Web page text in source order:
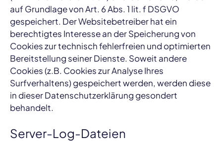
auf Grundlage von Art. 6 Abs. 1 lit. f DSGVO
gespeichert. Der Websitebetreiber hat ein
berechtigtes Interesse an der Speicherung von
Cookies zur technisch fehlerfreien und optimierten
Bereitstellung seiner Dienste. Soweit andere
Cookies (z.B. Cookies zur Analyse Ihres
Surfverhaltens) gespeichert werden, werden diese
in dieser Datenschutzerklärung gesondert
behandelt.
Server-Log-Dateien